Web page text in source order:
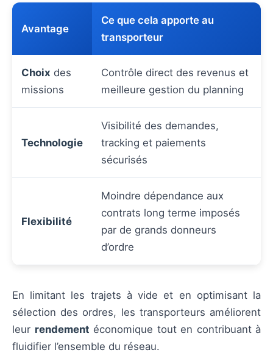
Avantage
Ce que cela apporte au
transporteur
Choix des
missions
Contrôle direct des revenus et
meilleure gestion du planning
Technologie
Visibilité des demandes,
tracking et paiements
sécurisés
Flexibilité
Moindre dépendance aux
contrats long terme imposés
par de grands donneurs
d’ordre
En limitant les trajets à vide et en optimisant la
sélection des ordres, les transporteurs améliorent
leur rendement économique tout en contribuant à
fluidifier l’ensemble du réseau.